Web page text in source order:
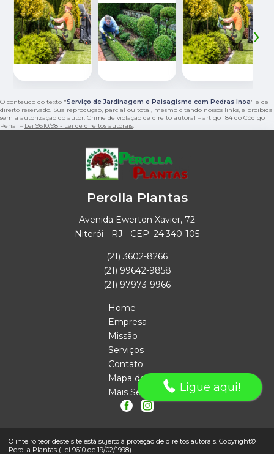
‹ ›
O conteúdo do texto "Serviço de Jardinagem e Paisagismo com Pedras Inoa" é de
direito reservado. Sua reprodução, parcial ou total, mesmo citando nossos links, é proibida
sem a autorização do autor. Crime de violação de direito autoral – artigo 184 do Código
Penal – Lei 9610/98 - Lei de direitos autorais.
Perolla Plantas
Avenida Ewerton Xavier, 72
Niterói - RJ - CEP: 24.340-105
(21) 3602-8266
(21) 99642-9858
(21) 97973-9966
Home
Empresa
Missão
Serviços
Contato
Mapa do site
Mais Serviços
O inteiro teor deste site está sujeito à proteção de direitos autorais. Copyright©
Perolla Plantas (Lei 9610 de 19/02/1998)
Ligue aqui!